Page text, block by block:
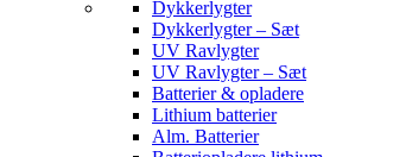
Dykkerlygter
Dykkerlygter – Sæt
UV Ravlygter
UV Ravlygter – Sæt
Batterier & opladere
Lithium batterier
Alm. Batterier